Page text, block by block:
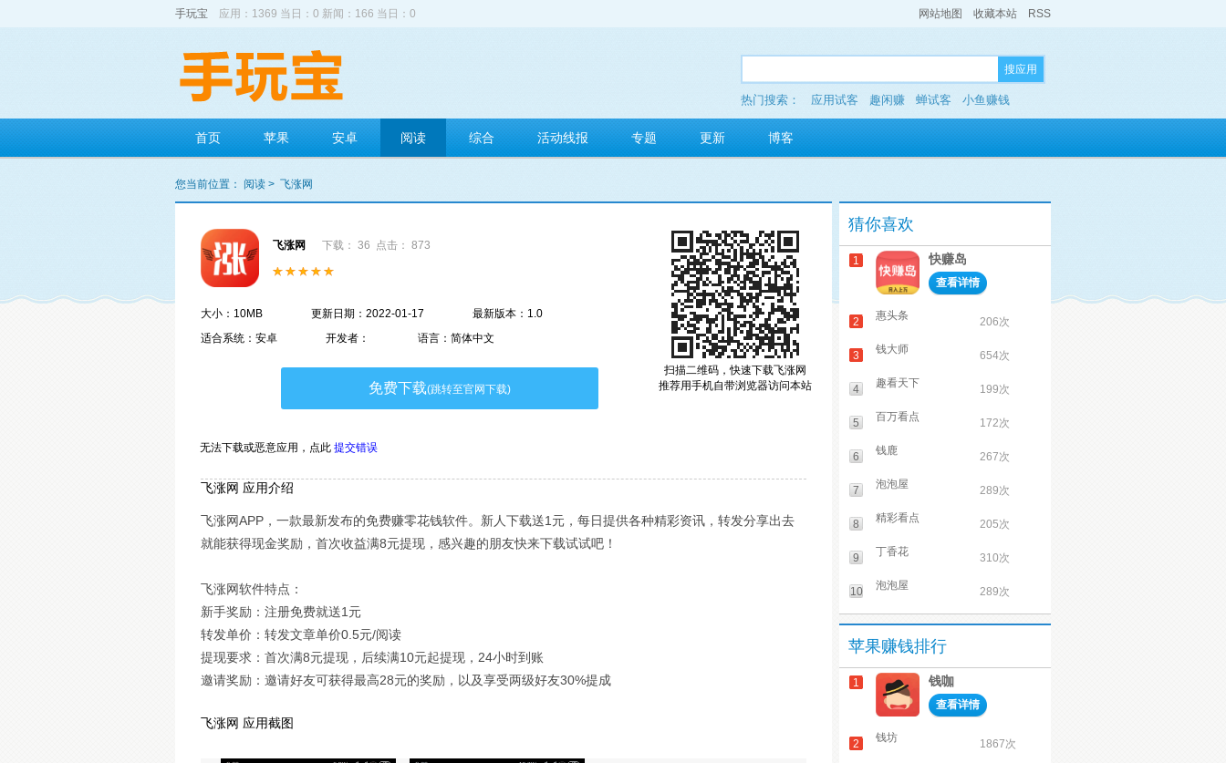
手玩宝 应用：1369 当日：0 新闻：166 当日：0 网站地图 收藏本站 RSS
搜应用
热门搜索： 应用试客 趣闲赚 蝉试客 小鱼赚钱
多玩红包
首页 苹果 安卓 阅读 综合 活动线报 专题 更新 博客
您当前位置： 阅读 > 飞涨网
扫描二维码，快速下载飞涨网
推荐用手机自带浏览器访问本站
飞涨网 下载： 36 点击： 873
大小：10MB 更新日期：2022-01-17
最新版本：1.0
适合系统：安卓
开发者： 语言：简体中文
免费下载(跳转至官网下载)
无法下载或恶意应用， 点此 提交错误
飞涨网 应用介绍
飞涨网APP，一款最新发布的免费赚零花钱软件。新人下载送1元，每日提供各种精彩资讯，转发分享出去
就能获得现金奖励，首次收益满8元提现，感兴趣的朋友快来下载试试吧！
飞涨网软件特点：
新手奖励：注册免费就送1元
转发单价：转发文章单价0.5元/阅读
提现要求：首次满8元提现，后续满10元起提现，24小时到账
邀请奖励：邀请好友可获得最高28元的奖励，以及享受两级好友30%提成
飞涨网 应用截图
猜你喜欢
1 快赚岛
查看详情
2 惠头条 206次
3 钱大师 654次
4 趣看天下 199次
5 百万看点 172次
6 钱鹿 267次
7 泡泡屋 289次
8 精彩看点 205次
9 丁香花 310次
10 泡泡屋 289次
苹果赚钱排行
1 钱咖
查看详情
2 钱坊 1867次